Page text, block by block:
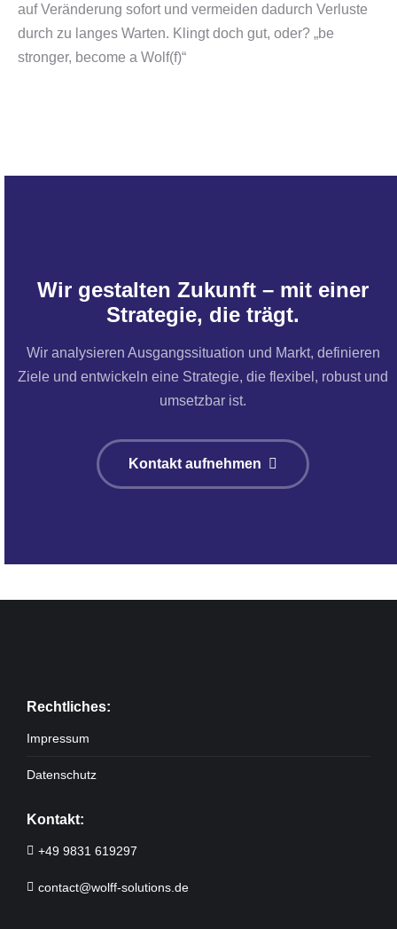
auf Veränderung sofort und vermeiden dadurch Verluste
durch zu langes Warten. Klingt doch gut, oder? „be
stronger, become a Wolf(f)“
Wir gestalten Zukunft – mit einer
Strategie, die trägt.
Wir analysieren Ausgangssituation und Markt, definieren
Ziele und entwickeln eine Strategie, die flexibel, robust und
umsetzbar ist.
Kontakt aufnehmen
Rechtliches:
Impressum
Datenschutz
Kontakt:
+49 9831 619297
contact@wolff-solutions.de